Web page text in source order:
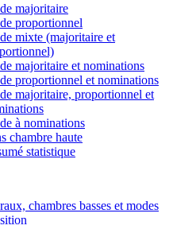
majoritaire
proportionnel
mixte (majoritaire et
majoritaire et nominations
proportionnel et nominations
majoritaire, proportionnel et
à nominations
chambre haute
statistique
chambres basses et modes